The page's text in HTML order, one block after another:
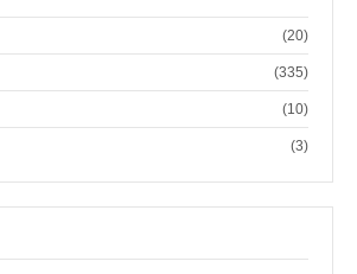
(20)
(335)
(10)
(3)